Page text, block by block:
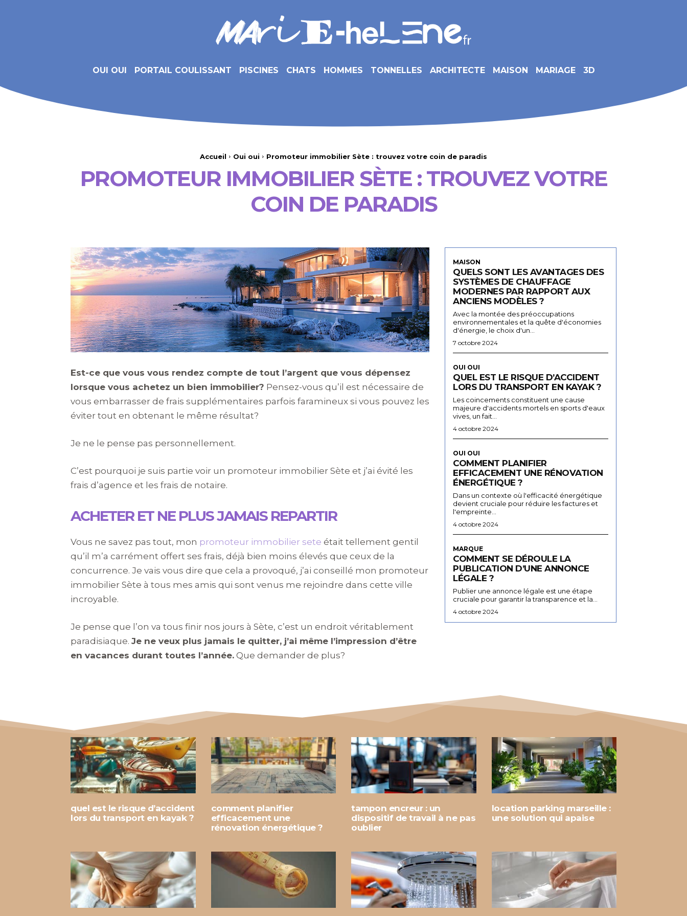
OUI OUI PORTAIL COULISSANT PISCINES CHATS HOMMES TONNELLES ARCHITECTE MAISON MARIAGE 3D
Accueil Oui oui Promoteur immobilier Sète : trouvez votre coin de paradis
PROMOTEUR IMMOBILIER SÈTE : TROUVEZ VOTRE
COIN DE PARADIS
Est-ce que vous vous rendez compte de tout l’argent que vous dépensez
lorsque vous achetez un bien immobilier? Pensez-vous qu’il est nécessaire de
vous embarrasser de frais supplémentaires parfois faramineux si vous pouvez les
éviter tout en obtenant le même résultat?
Je ne le pense pas personnellement.
C’est pourquoi je suis partie voir un promoteur immobilier Sète et j’ai évité les
frais d’agence et les frais de notaire.
ACHETER ET NE PLUS JAMAIS REPARTIR
Vous ne savez pas tout, mon promoteur immobilier sete était tellement gentil
qu’il m’a carrément offert ses frais, déjà bien moins élevés que ceux de la
concurrence. Je vais vous dire que cela a provoqué, j’ai conseillé mon promoteur
immobilier Sète à tous mes amis qui sont venus me rejoindre dans cette ville
incroyable.
Je pense que l’on va tous finir nos jours à Sète, c’est un endroit véritablement
paradisiaque. Je ne veux plus jamais le quitter, j’ai même l’impression d’être
en vacances durant toutes l’année. Que demander de plus?
MAISON
QUELS SONT LES AVANTAGES DES
SYSTÈMES DE CHAUFFAGE
MODERNES PAR RAPPORT AUX
ANCIENS MODÈLES ?
Avec la montée des préoccupations
environnementales et la quête d'économies
d'énergie, le choix d'un...
7 octobre 2024
OUI OUI
QUEL EST LE RISQUE D’ACCIDENT
LORS DU TRANSPORT EN KAYAK ?
Les coincements constituent une cause
majeure d'accidents mortels en sports d'eaux
vives, un fait...
4 octobre 2024
OUI OUI
COMMENT PLANIFIER
EFFICACEMENT UNE RÉNOVATION
ÉNERGÉTIQUE ?
Dans un contexte où l'efficacité énergétique
devient cruciale pour réduire les factures et
l'empreinte...
4 octobre 2024
MARQUE
COMMENT SE DÉROULE LA
PUBLICATION D’UNE ANNONCE
LÉGALE ?
Publier une annonce légale est une étape
cruciale pour garantir la transparence et la...
4 octobre 2024
quel est le risque d’accident
lors du transport en kayak ?
comment planifier
efficacement une
rénovation énergétique ?
tampon encreur : un
dispositif de travail à ne pas
oublier
location parking marseille :
une solution qui apaise